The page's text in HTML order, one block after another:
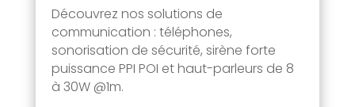
Découvrez nos solutions de
communication : téléphones,
sonorisation de sécurité, sirène forte
puissance PPI POI et haut-parleurs de 8
à 30W @1m.